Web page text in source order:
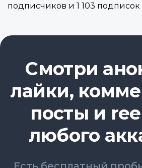
подписчиков и 1 103 подписок
Смотри
лайки,
посты и
любого